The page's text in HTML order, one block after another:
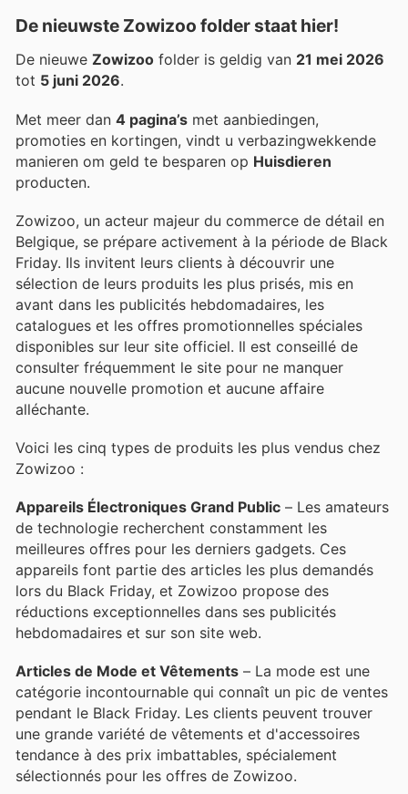
De nieuwste Zowizoo folder staat hier!
De nieuwe Zowizoo folder is geldig van 21 mei 2026
tot 5 juni 2026.
Met meer dan 4 pagina’s met aanbiedingen,
promoties en kortingen, vindt u verbazingwekkende
manieren om geld te besparen op Huisdieren
producten.
Zowizoo, un acteur majeur du commerce de détail en
Belgique, se prépare activement à la période de Black
Friday. Ils invitent leurs clients à découvrir une
sélection de leurs produits les plus prisés, mis en
avant dans les publicités hebdomadaires, les
catalogues et les offres promotionnelles spéciales
disponibles sur leur site officiel. Il est conseillé de
consulter fréquemment le site pour ne manquer
aucune nouvelle promotion et aucune affaire
alléchante.
Voici les cinq types de produits les plus vendus chez
Zowizoo :
Appareils Électroniques Grand Public – Les amateurs
de technologie recherchent constamment les
meilleures offres pour les derniers gadgets. Ces
appareils font partie des articles les plus demandés
lors du Black Friday, et Zowizoo propose des
réductions exceptionnelles dans ses publicités
hebdomadaires et sur son site web.
Articles de Mode et Vêtements – La mode est une
catégorie incontournable qui connaît un pic de ventes
pendant le Black Friday. Les clients peuvent trouver
une grande variété de vêtements et d'accessoires
tendance à des prix imbattables, spécialement
sélectionnés pour les offres de Zowizoo.